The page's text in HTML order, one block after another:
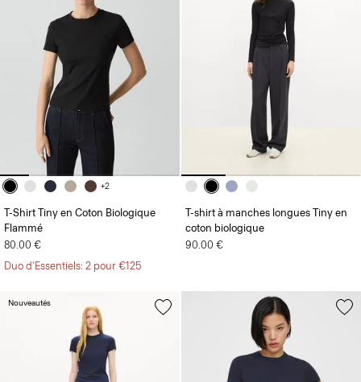
+2
T-Shirt Tiny en Coton Biologique
Flammé
80.00 €
Duo d'Essentiels: 2 pour €125
T-shirt à manches longues Tiny en
coton biologique
90.00 €
Nouveautés